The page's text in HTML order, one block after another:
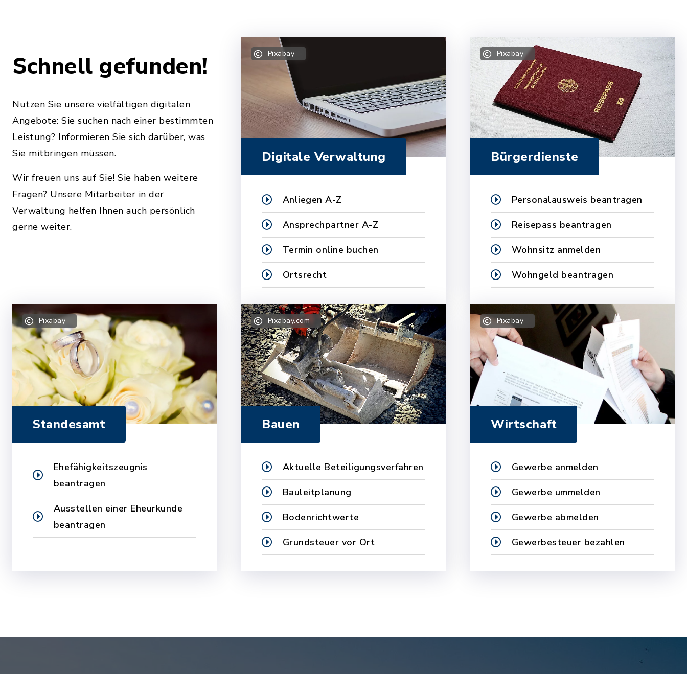
Schnell gefunden!
Nutzen Sie unsere vielfältigen digitalen
Angebote: Sie suchen nach einer bestimmten
Leistung? Informieren Sie sich darüber, was
Sie mitbringen müssen.
Wir freuen uns auf Sie! Sie haben weitere
Fragen? Unsere Mitarbeiter in der
Verwaltung helfen Ihnen auch persönlich
gerne weiter.
Pixabay
Digitale Verwaltung
Anliegen A-Z
Ansprechpartner A-Z
Termin online buchen
Ortsrecht
Pixabay
Bürgerdienste
Personalausweis beantragen
Reisepass beantragen
Wohnsitz anmelden
Wohngeld beantragen
Pixabay
Standesamt
Ehefähigkeitszeugnis
beantragen
Ausstellen einer Eheurkunde
beantragen
Pixabay.com
Bauen
Aktuelle Beteiligungsverfahren
Bauleitplanung
Bodenrichtwerte
Grundsteuer vor Ort
Pixabay
Wirtschaft
Gewerbe anmelden
Gewerbe ummelden
Gewerbe abmelden
Gewerbesteuer bezahlen